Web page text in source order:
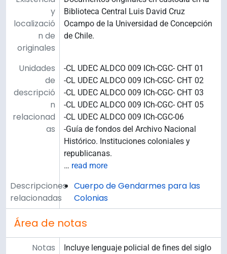
y
localizació
n de
originales
Biblioteca Central Luis David Cruz
Ocampo de la Universidad de Concepción
de Chile.
Unidades
de
descripció
n
relacionad
as
-CL UDEC ALDCO 009 ICh-CGC- CHT 01
-CL UDEC ALDCO 009 ICh-CGC- CHT 02
-CL UDEC ALDCO 009 ICh-CGC- CHT 03
-CL UDEC ALDCO 009 ICh-CGC- CHT 05
-CL UDEC ALDCO 009 ICh-CGC-06
-Guía de fondos del Archivo Nacional
Histórico. Instituciones coloniales y
republicanas.
… read more
Descripciones
relacionadas
Cuerpo de Gendarmes para las
Colonias
Área de notas
Notas
Incluye lenguaje policial de fines del siglo